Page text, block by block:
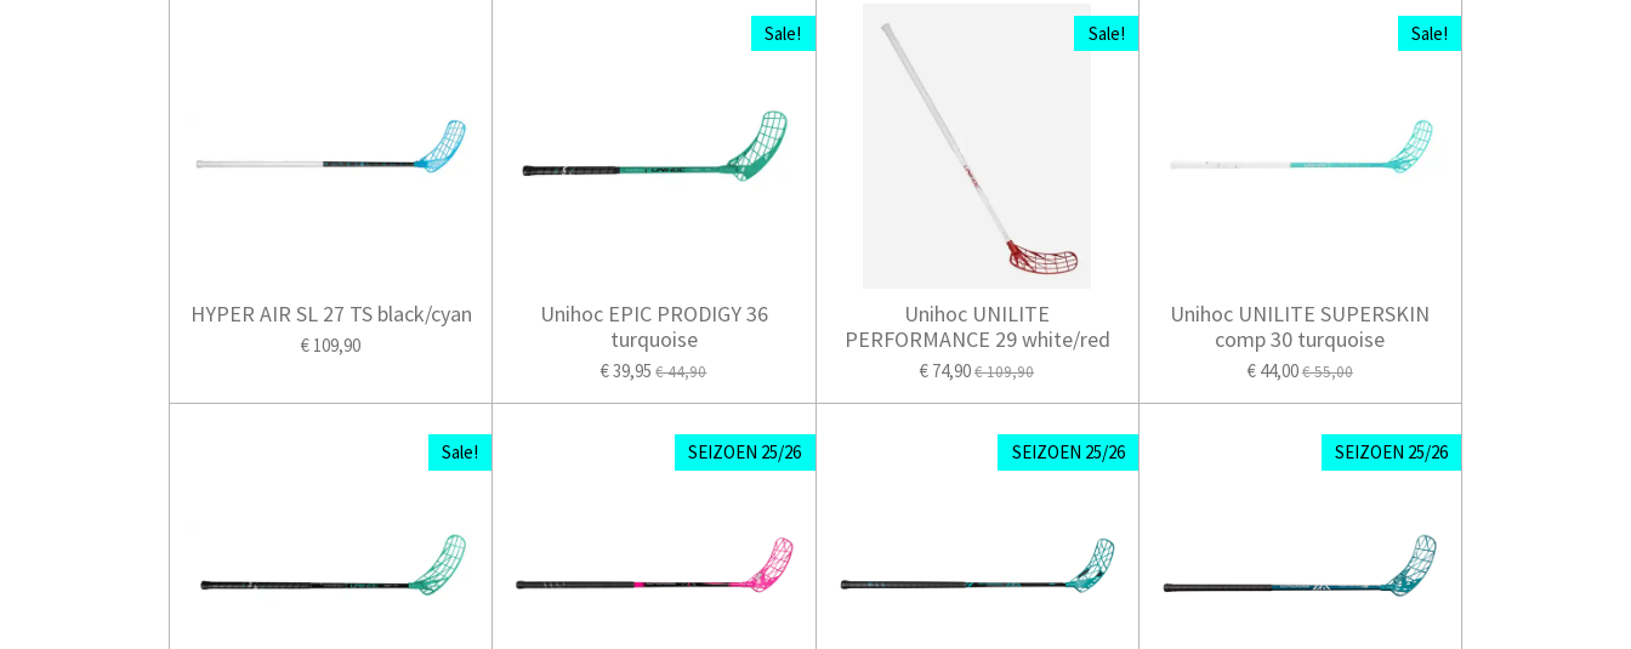
HYPER AIR SL 27 TS black/cyan
€ 109,90
Sale!
Unihoc EPIC PRODIGY 36
turquoise
€ 39,95 € 44,90
Sale!
Unihoc UNILITE
PERFORMANCE 29 white/red
€ 74,90€ 109,90
Sale!
Unihoc UNILITE SUPERSKIN
comp 30 turquoise
€ 44,00€ 55,00
Sale! SEIZOEN 25/26 SEIZOEN 25/26 SEIZOEN 25/26